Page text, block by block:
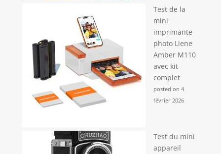
Test de la
mini
imprimante
photo Liene
Amber M110
avec kit
complet
posted on 4
février 2026
Test du mini
appareil